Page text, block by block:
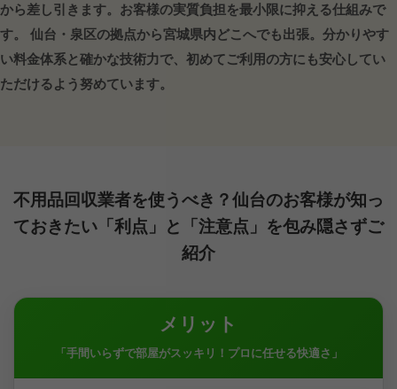
から差し引きます。お客様の実質負担を最小限に抑える仕組みで
す。 仙台・泉区の拠点から宮城県内どこへでも出張。分かりやす
い料金体系と確かな技術力で、初めてご利用の方にも安心してい
ただけるよう努めています。
不用品回収業者を使うべき？仙台のお客様が知っ
ておきたい「利点」と「注意点」を包み隠さずご
紹介
メリット
「手間いらずで部屋がスッキリ！プロに任せる快適さ」